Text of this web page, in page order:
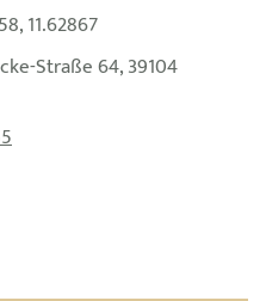
11.62867
Straße 64, 39104